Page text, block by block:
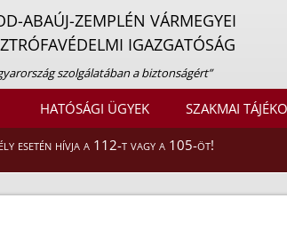
ABAÚJ-ZEMPLÉN VÁRMEGYEI
IGAZGATÓSÁG
szolgálatában a biztonságért”
HATÓSÁGI ÜGYEK SZAKMAI
esetén hívja a 112-t vagy a 105-öt!